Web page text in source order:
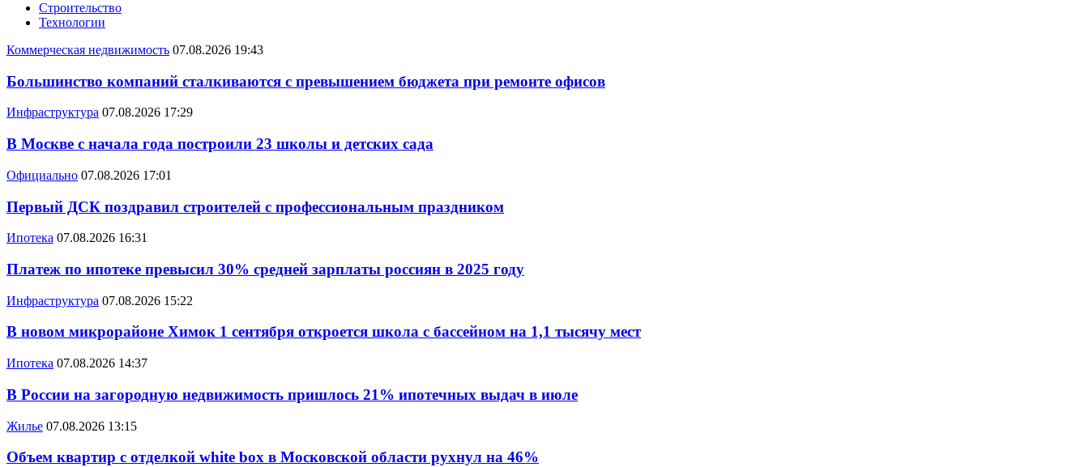
Строительство
Технологии
Коммерческая недвижимость 07.08.2026 19:43
Большинство компаний сталкиваются с превышением бюджета при ремонте офисов
Инфраструктура 07.08.2026 17:29
В Москве с начала года построили 23 школы и детских сада
Официально 07.08.2026 17:01
Первый ДСК поздравил строителей с профессиональным праздником
Ипотека 07.08.2026 16:31
Платеж по ипотеке превысил 30% средней зарплаты россиян в 2025 году
Инфраструктура 07.08.2026 15:22
В новом микрорайоне Химок 1 сентября откроется школа с бассейном на 1,1 тысячу мест
Ипотека 07.08.2026 14:37
В России на загородную недвижимость пришлось 21% ипотечных выдач в июле
Жилье 07.08.2026 13:15
Объем квартир с отделкой white box в Московской области рухнул на 46%